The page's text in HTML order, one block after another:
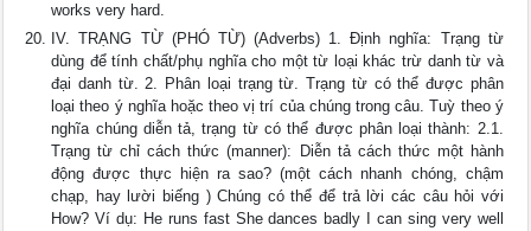
works very hard.
IV. TRẠNG TỪ (PHÓ TỪ) (Adverbs) 1. Định nghĩa: Trạng từ
dùng để tính chất/phụ nghĩa cho một từ loại khác trừ danh từ và
đại danh từ. 2. Phân loại trạng từ. Trạng từ có thể được phân
loại theo ý nghĩa hoặc theo vị trí của chúng trong câu. Tuỳ theo ý
nghĩa chúng diễn tả, trạng từ có thể được phân loại thành: 2.1.
Trạng từ chỉ cách thức (manner): Diễn tả cách thức một hành
động được thực hiện ra sao? (một cách nhanh chóng, chậm
chạp, hay lười biếng ) Chúng có thể để trả lời các câu hỏi với
How? Ví dụ: He runs fast She dances badly I can sing very well